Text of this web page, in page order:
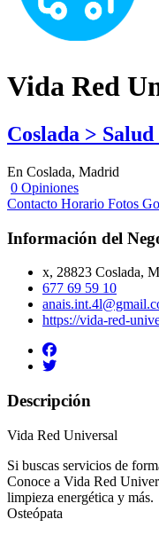
Vida Red
Coslada >
En Coslada, Madrid
0 Opiniones
Contacto Horario Fotos
Información del
x, 28823 Coslada,
677 69 59 10
https://vida-red-
Descripción
Vida Red Universal
Si buscas servicios de
Conoce a Vida Red
limpieza energética y más.
Osteópata